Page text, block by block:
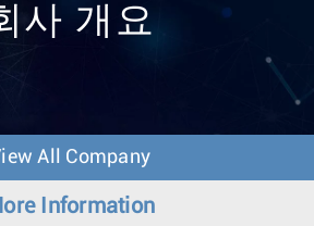
v
o
사 개요
All Company
Information